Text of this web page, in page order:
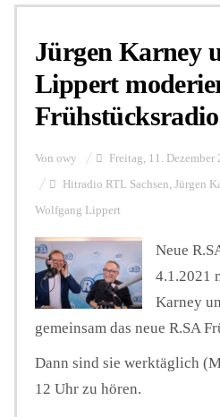
Jürgen Karney
Lippert
Frühstücksradio
Von owy Freitag, 11. Dezember
Hitradio RTL Sachsen, Jürgen
Wolfgang Lippert
Neue
4.1.2021
Karney
gemeinsam das neue R.SA
Dann sind sie werktäglich
12 Uhr zu hören.